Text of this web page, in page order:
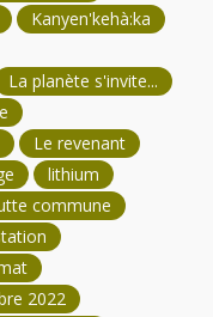
Kanyen'kehà:ka
La planète s'invite...
Le revenant
lithium
commune
2022